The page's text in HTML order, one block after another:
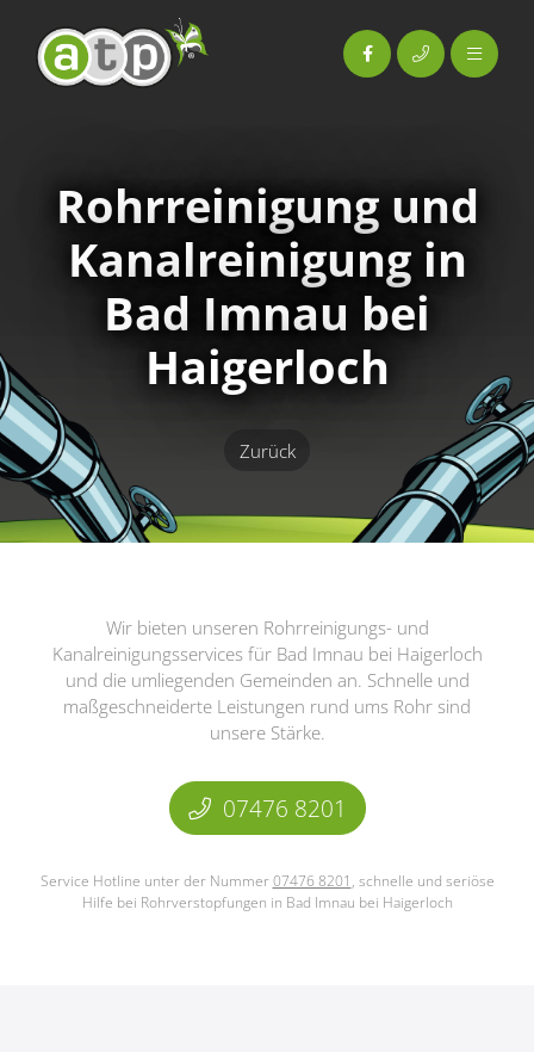
Rohr­reinigung und
Kanal­reinigung in
Bad Imnau bei
Haigerloch
Zurück
Wir bieten unseren Rohrreinigungs- und
Kanalreinigungsservices für Bad Imnau bei Haigerloch
und die umliegenden Gemeinden an. Schnelle und
maßgeschneiderte Leistungen rund ums Rohr sind
unsere Stärke.
07476 8201
Service Hotline unter der Nummer07476 8201 , schnelle und seriöse
Hilfe bei Rohrverstopfungen in Bad Imnau bei Haigerloch